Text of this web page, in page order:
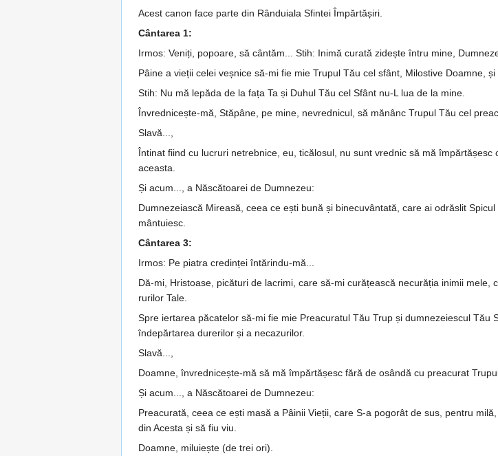
Acest canon face parte din Rânduiala Sfintei Împărtășiri.
Cântarea 1:
Irmos: Veniți, popoare, să cântăm... Stih: Inimă curată zidește întru mine,
Pâine a vieții celei veșnice să-mi fie mie Trupul Tău cel sfânt, Milos­tive Doamne,
Stih: Nu mă lepăda de la fața Ta și Duhul Tău cel Sfânt nu-L lua de la mine.
Învrednicește-mă, Stăpâne, pe mine, nevrednicul, să mănânc Trupul Tău cel
Slavă...,
Întinat fiind cu lucruri netrebnice, eu, ticălosul, nu sunt vrednic să mă
aceasta.
Și acum..., a Născătoarei de Dumnezeu:
Dumnezeiască Mireasă, ceea ce ești bună și binecuvântată, care ai odrăslit
mântuiesc.
Cântarea 3:
Irmos: Pe piatra credinței întărindu-mă...
Dă-mi, Hristoase, picături de la­crimi, care să-mi curățească necu­răția inimii
rurilor Tale.
Spre iertarea păcatelor să-mi fie mie Preacuratul Tău Trup și dum­ne­­ze­ies­cul
în­de­păr­tarea durerilor și a necazurilor.
Slavă...,
Doamne, învrednicește-mă să mă îm­­părtășesc fără de osândă cu prea­curat
Și acum..., a Născătoarei de Dumnezeu:
Preacurată, ceea ce ești masă a Pâinii Vieții, care S-a pogorât de sus, pentru
din Acesta și să fiu viu.
Doamne, miluiește (de trei ori).